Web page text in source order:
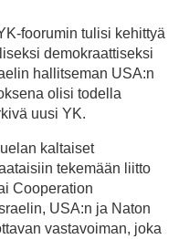
foorumin tulisi kehittyä
demokraattiseksi
hallitseman USA:n
olisi todella
uusi YK.
kaltaiset
tekemään liitto
Cooperation
USA:n ja Naton
vastavoiman, joka